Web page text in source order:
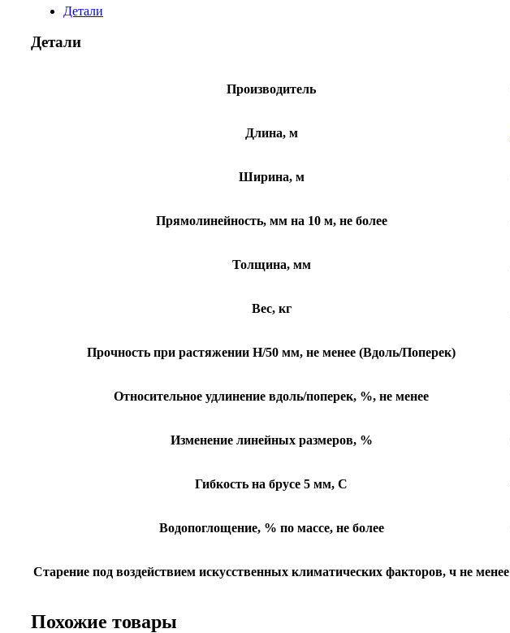
Детали
Детали
Производитель
Длина, м
Ширина, м
Прямолинейность, мм на 10 м, не более
Толщина, мм
Вес, кг
Прочность при растяжении Н/50 мм, не менее (Вдоль/Поперек)
Относительное удлинение вдоль/поперек, %, не менее
Изменение линейных размеров, %
Гибкость на брусе 5 мм, C
Водопоглощение, % по массе, не более
Старение под воздействием искусственных климатических факторов, ч не менее
Похожие товары